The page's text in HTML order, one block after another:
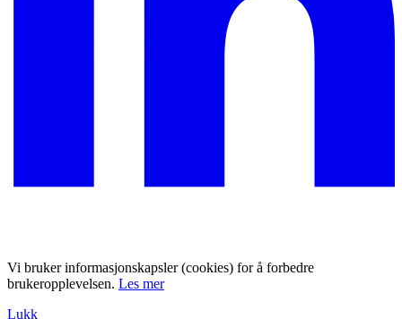
Vi bruker informasjonskapsler (cookies) for å forbedre
brukeropplevelsen. Les mer
Lukk